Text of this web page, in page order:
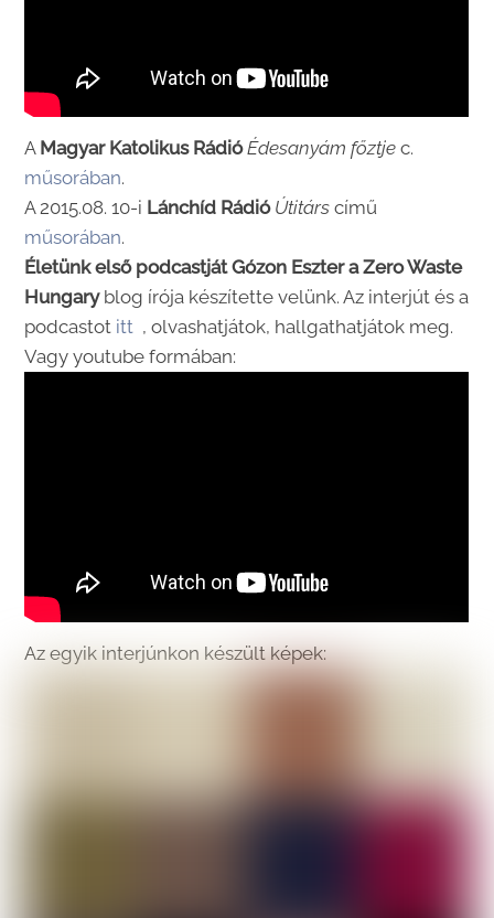
A Magyar Katolikus Rádió Édesanyám főztje c.
műsorában.
A 2015.08. 10-i Lánchíd Rádió Útitárs című
műsorában.
Életünk első podcastját Gózon Eszter a Zero Waste
Hungaryblog írója készítette velünk. Az interjút és a
podcastot itt , olvashatjátok, hallgathatjátok meg.
Vagy youtube formában:
Az egyik interjúnkon készült képek: